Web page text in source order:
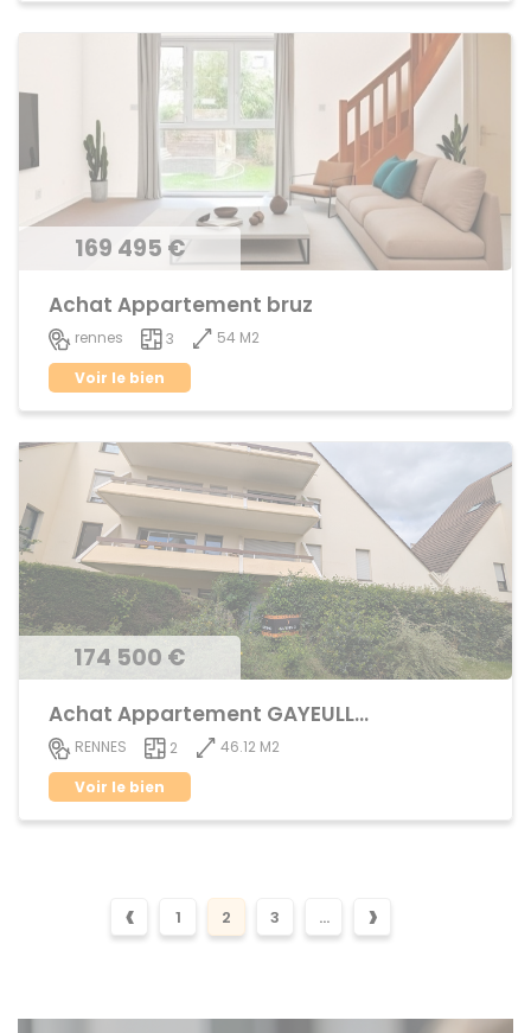
169 495 €
Achat Appartement bruz
rennes 3
54 M2
Voir le bien
174 500 €
Achat Appartement GAYEULLES
RENNES 2
46.12 M2
Voir le bien
‹ 1 2 3 ... ›